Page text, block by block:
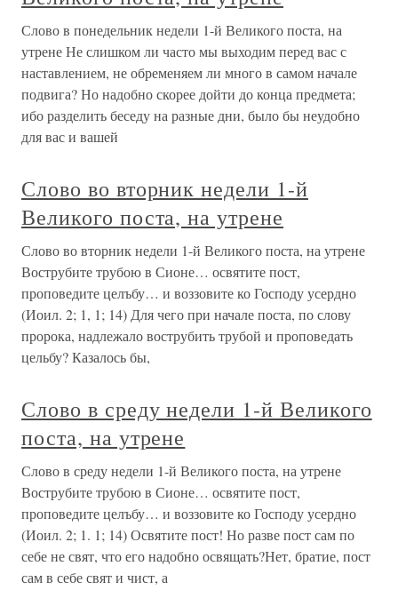
Слово в понедельник недели 1-й Великого поста, на
утрене Не слишком ли часто мы выходим перед вас с
наставлением, не обременяем ли много в самом начале
подвига? Но надобно скорее дойти до конца предмета;
ибо разделить беседу на разные дни, было бы неудобно
для вас и вашей
Слово во вторник недели 1-й
Великого поста, на утрене
Слово во вторник недели 1-й Великого поста, на утрене
Вострубите трубою в Сионе… освятите пост,
проповедите целъбу… и воззовите ко Господу усердно
(Иоил. 2; 1, 1; 14) Для чего при начале поста, по слову
пророка, надлежало вострубить трубой и проповедать
цельбу? Казалось бы,
Слово в среду недели 1-й Великого
поста, на утрене
Слово в среду недели 1-й Великого поста, на утрене
Вострубите трубою в Сионе… освятите пост,
проповедите целъбу… и воззовите ко Господу усердно
(Иоил. 2; 1. 1; 14) Освятите пост! Но разве пост сам по
себе не свят, что его надобно освящать?Нет, братие, пост
сам в себе свят и чист, а